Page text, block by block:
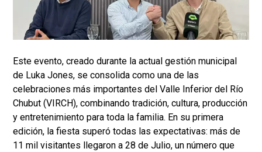
Este evento, creado durante la actual gestión municipal
de Luka Jones, se consolida como una de las
celebraciones más importantes del Valle Inferior del Río
Chubut (VIRCH), combinando tradición, cultura, producción
y entretenimiento para toda la familia. En su primera
edición, la fiesta superó todas las expectativas: más de
11 mil visitantes llegaron a 28 de Julio, un número que